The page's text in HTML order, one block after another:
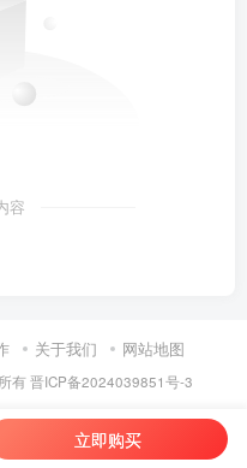
容
关于我们 网站地图
有晋ICP备2024039851号-3
立即购买